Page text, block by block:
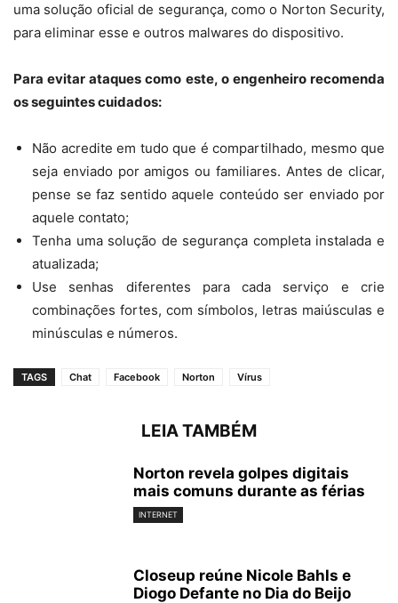
uma solução oficial de segurança, como o Norton Security,
para eliminar esse e outros malwares do dispositivo.
Para evitar ataques como este, o engenheiro recomenda
os seguintes cuidados:
Não acredite em tudo que é compartilhado, mesmo que
seja enviado por amigos ou familiares. Antes de clicar,
pense se faz sentido aquele conteúdo ser enviado por
aquele contato;
Tenha uma solução de segurança completa instalada e
atualizada;
Use senhas diferentes para cada serviço e crie
combinações fortes, com símbolos, letras maiúsculas e
minúsculas e números.
TAGS Chat Facebook Norton Vírus
LEIA TAMBÉM
Norton revela golpes digitais
mais comuns durante as férias
INTERNET
Closeup reúne Nicole Bahls e
Diogo Defante no Dia do Beijo